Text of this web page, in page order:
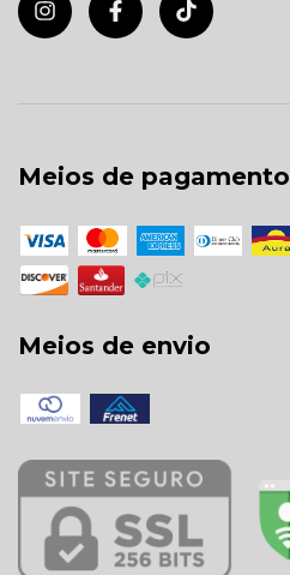
Meios de pagamento
Meios de envio